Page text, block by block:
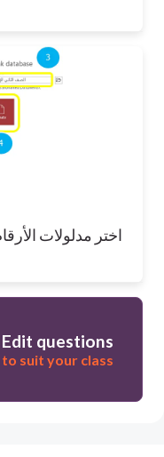
اختر مدلولات
Edit questions
to suit your class